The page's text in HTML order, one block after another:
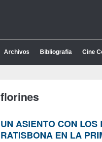
Archivos Bibliografia Cine
florines
UN ASIENTO CON
RATISBONA EN LA